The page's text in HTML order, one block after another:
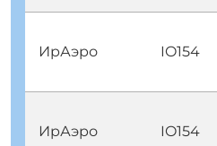
ИрАэро IO154
ИрАэро IO154